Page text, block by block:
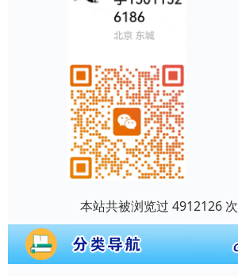
本站共被浏览过 4912126 次